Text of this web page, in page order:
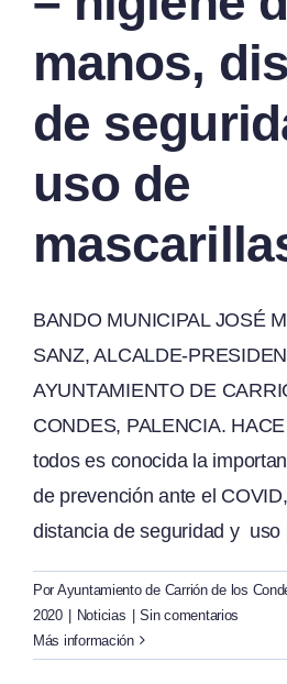
manos,
de
uso de
BANDO MUNICIPAL JOSÉ
SANZ, ALCALDE-
AYUNTAMIENTO DE
CONDES, PALENCIA.
todos es conocida la
de prevención ante el
distancia de seguridad y uso
Por Ayuntamiento de Carrión de los
2020
Noticias
Sin comentarios
Más información